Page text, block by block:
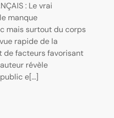
: Le vrai
manque
mais surtout du corps
rapide de la
de facteurs favorisant
révèle
e[...]